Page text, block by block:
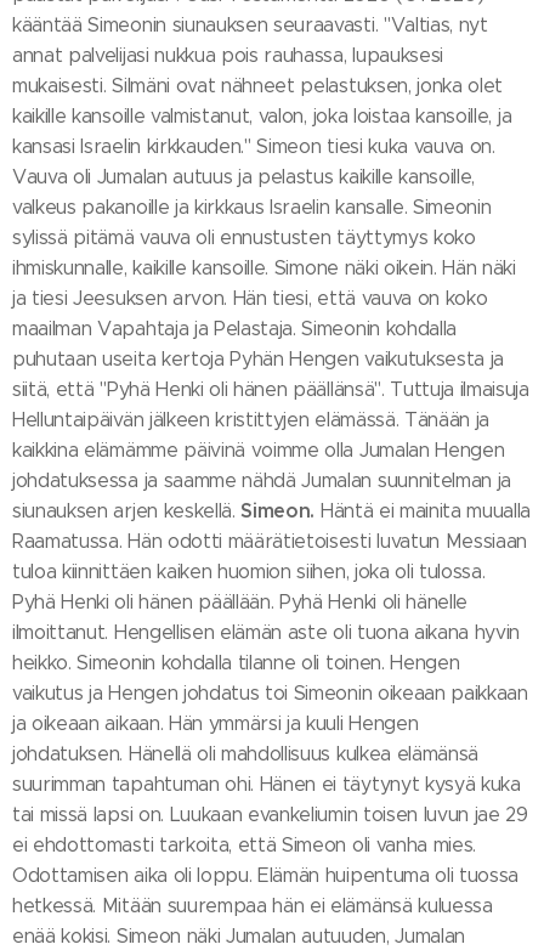
kääntää Simeonin siunauksen seuraavasti. "Valtias, nyt
annat palvelijasi nukkua pois rauhassa, lupauksesi
mukaisesti. Silmäni ovat nähneet pelastuksen, jonka olet
kaikille kansoille valmistanut, valon, joka loistaa kansoille, ja
kansasi Israelin kirkkauden." Simeon tiesi kuka vauva on.
Vauva oli Jumalan autuus ja pelastus kaikille kansoille,
valkeus pakanoille ja kirkkaus Israelin kansalle. Simeonin
sylissä pitämä vauva oli ennustusten täyttymys koko
ihmiskunnalle, kaikille kansoille. Simone näki oikein. Hän näki
ja tiesi Jeesuksen arvon. Hän tiesi, että vauva on koko
maailman Vapahtaja ja Pelastaja. Simeonin kohdalla
puhutaan useita kertoja Pyhän Hengen vaikutuksesta ja
siitä, että "Pyhä Henki oli hänen päällänsä". Tuttuja ilmaisuja
Helluntaipäivän jälkeen kristittyjen elämässä. Tänään ja
kaikkina elämämme päivinä voimme olla Jumalan Hengen
johdatuksessa ja saamme nähdä Jumalan suunnitelman ja
siunauksen arjen keskellä. Simeon. Häntä ei mainita muualla
Raamatussa. Hän odotti määrätietoisesti luvatun Messiaan
tuloa kiinnittäen kaiken huomion siihen, joka oli tulossa.
Pyhä Henki oli hänen päällään. Pyhä Henki oli hänelle
ilmoittanut. Hengellisen elämän aste oli tuona aikana hyvin
heikko. Simeonin kohdalla tilanne oli toinen. Hengen
vaikutus ja Hengen johdatus toi Simeonin oikeaan paikkaan
ja oikeaan aikaan. Hän ymmärsi ja kuuli Hengen
johdatuksen. Hänellä oli mahdollisuus kulkea elämänsä
suurimman tapahtuman ohi. Hänen ei täytynyt kysyä kuka
tai missä lapsi on. Luukaan evankeliumin toisen luvun jae 29
ei ehdottomasti tarkoita, että Simeon oli vanha mies.
Odottamisen aika oli loppu. Elämän huipentuma oli tuossa
hetkessä. Mitään suurempaa hän ei elämänsä kuluessa
enää kokisi. Simeon näki Jumalan autuuden, Jumalan